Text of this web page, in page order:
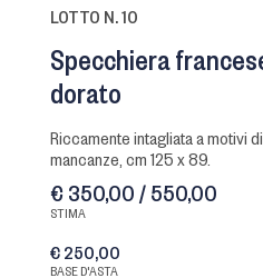
LOTTO N. 10
Specchiera
dorato
riccamente intagliata a motivi di volute, fiori e ricci. Lievi
mancanze, cm 125 x 89.
€ 350,00 / 550,00
STIMA
€ 250,00
BASE D'ASTA